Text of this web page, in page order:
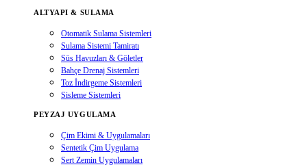
ALTYAPI & SULAMA
Otomatik Sulama Sistemleri
Sulama Sistemi Tamiratı
Süs Havuzları & Göletler
Bahçe Drenaj Sistemleri
Toz İndirgeme Sistemleri
Sisleme Sistemleri
PEYZAJ UYGULAMA
Çim Ekimi & Uygulamaları
Sentetik Çim Uygulama
Sert Zemin Uygulamaları